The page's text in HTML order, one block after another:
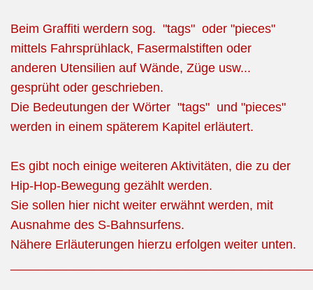
Beim Graffiti werdern sog. "tags" oder "pieces"
mittels Fahrsprühlack, Fasermalstiften oder
anderen Utensilien auf Wände, Züge usw...
gesprüht oder geschrieben.
Die Bedeutungen der Wörter "tags" und "pieces"
werden in einem späterem Kapitel erläutert.
Es gibt noch einige weiteren Aktivitäten, die zu der
Hip-Hop-Bewegung gezählt werden.
Sie sollen hier nicht weiter erwähnt werden, mit
Ausnahme des S-Bahnsurfens.
Nähere Erläuterungen hierzu erfolgen weiter unten.